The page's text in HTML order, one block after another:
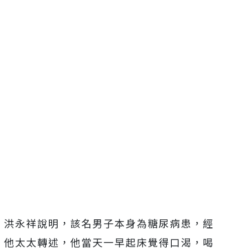
洪永祥說明，該名男子本身為糖尿病患，經
他太太轉述，他當天一早起床覺得口渴，喝